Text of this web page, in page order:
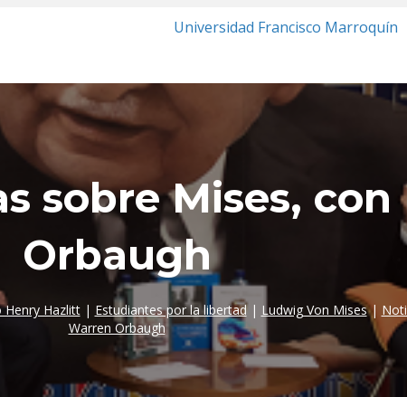
Universidad Francisco Marroquín
sobre Mises, con
Orbaugh
Henry Hazlitt| Estudiantes por la libertad| Ludwig Von Mises|
Warren Orbaugh